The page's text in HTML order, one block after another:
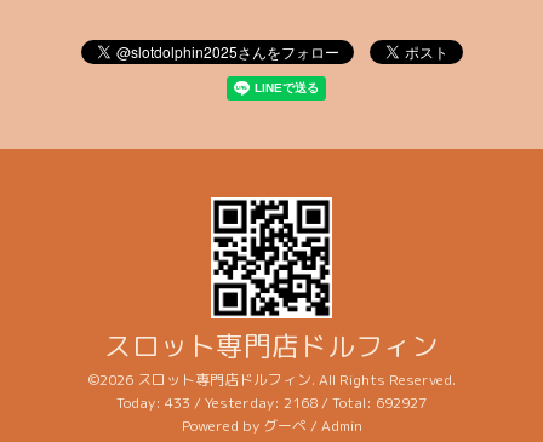
スロット専門店ドルフィン
©2026 スロット専門店ドルフィン. All Rights Reserved.
Today: 433 / Yesterday: 2168/ Total: 692927
Powered by グーペ / Admin